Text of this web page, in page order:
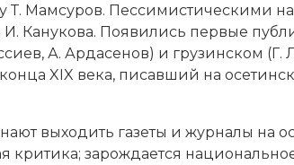
Т. Мам­су­ров. Пес­си­ми­стическими
И. Ка­ну­ко­ва. По­яви­лись пер­вые
А. Ар­да­се­нов) и грузинском
XIX века, пи­сав­ший на
выходить га­зе­ты и жур­на­лы на
кри­ти­ка; за­ро­ж­да­ет­ся